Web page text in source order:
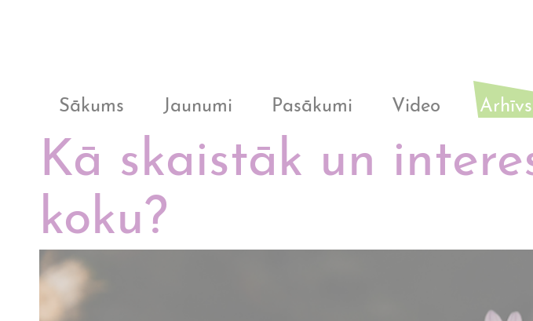
Sākums Jaunumi Pasākumi Video Arhīvs
Kā skaistāk un
koku?